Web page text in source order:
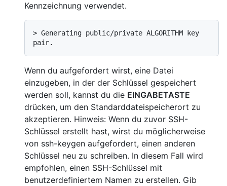
Kennzeichnung verwendet.
> Generating public/private ALGORITHM key
pair.
Wenn du aufgefordert wirst, eine Datei
einzugeben, in der der Schlüssel gespeichert
werden soll, kannst du die EINGABETASTE
drücken, um den Standarddateispeicherort zu
akzeptieren. Hinweis: Wenn du zuvor SSH-
Schlüssel erstellt hast, wirst du möglicherweise
von ssh-keygen aufgefordert, einen anderen
Schlüssel neu zu schreiben. In diesem Fall wird
empfohlen, einen SSH-Schlüssel mit
benutzerdefiniertem Namen zu erstellen. Gib